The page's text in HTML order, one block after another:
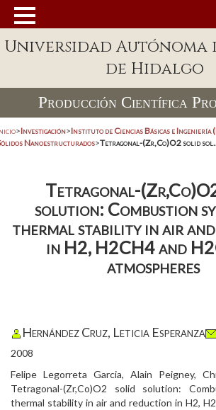
Universidad Autónoma
de Hidalgo
Producción Científica
>Investigación>Instituto de Ciencias Básicas e Ingeniería
Nanoestructurados>Tetragonal-(Zr,Co)O2 solid
Tetragonal-
solution: Combustion
thermal stability in air
in H2, H2CH4 and
atmospheres
Hernández Cruz, Leticia Esperanza
2008
Felipe Legorreta Garcia, Alain Peigney,
Tetragonal-(Zr,Co)O2 solid solution:
thermal stability in air and reduction in H2,